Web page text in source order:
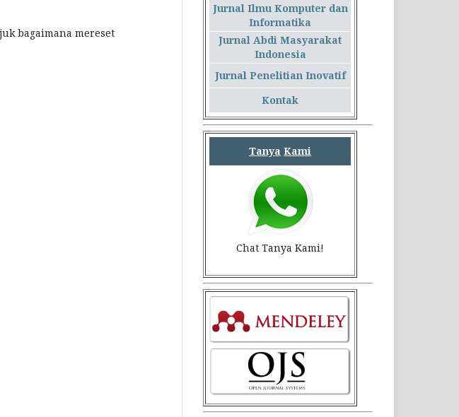
bagaimana mereset
Jurnal Ilmu Komputer dan
Informatika
Jurnal Abdi Masyarakat
Indonesia
Jurnal Penelitian Inovatif
Kontak
Tanya Kami
Chat Tanya Kami!